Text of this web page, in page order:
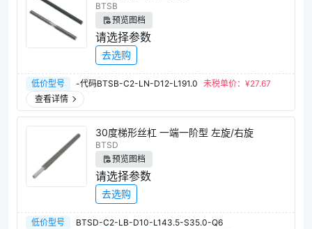
BTSB
预览图档
请选择参数
去选购
低价型号 -代码BTSB-C2-LN-D12-L191.0 未税单价：¥27.67
查看详情
30度梯形丝杠 一端一阶型 左旋/右旋
BTSD
预览图档
请选择参数
去选购
低价型号
BTSD-C2-LB-D10-L143.5-S35.0-Q6